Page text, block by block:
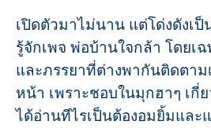
เปิดตัวมาไม่นาน แต่โด่งดังเ
รู้จักเพจ พ่อบ้านใจกล้า โดยเ
และภรรยาที่ต่างพากันติดตา
หน้า เพราะชอบในมุกฮาๆ เกี่
ได้อ่านทีไรเป็นต้องอมยิ้มและ